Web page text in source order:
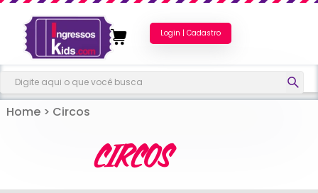
Login | Cadastro
Home> Circos
CIRCOS